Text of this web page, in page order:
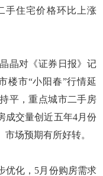
手住宅价格环比上涨
晶对《证券日报》记
楼市“小阳春”行情延
平，重点城市二手房
成交量创近五年4月份
场预期有所好转。
化，5月份购房需求